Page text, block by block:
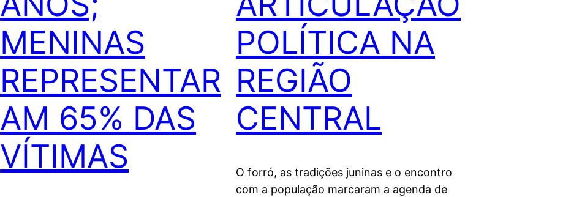
MENINAS
REPRESENTAR
AM 65% DAS
VÍTIMAS
POLÍTICA NA
REGIÃO
CENTRAL
O forró, as tradições juninas e o encontro
com a população marcaram a agenda de